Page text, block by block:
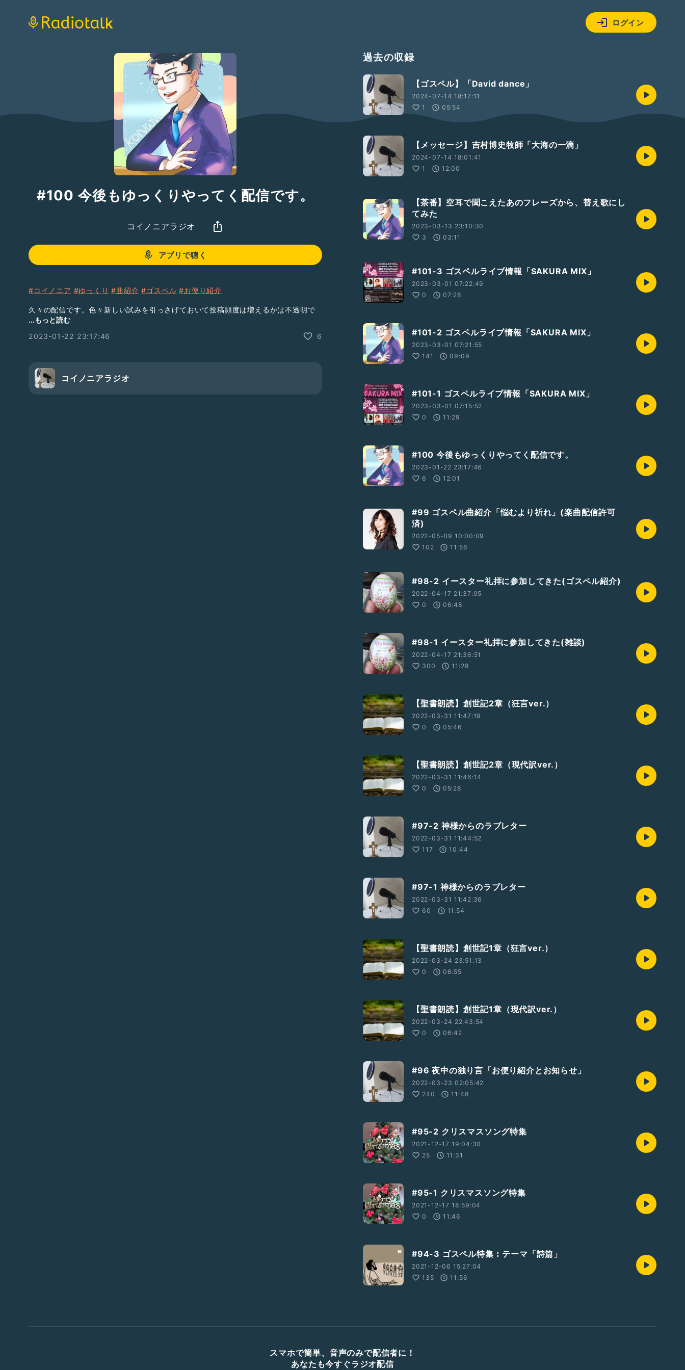
ログイン
#100 今後もゆっくりやってく配信です。
コイノニアラジオ
アプリで聴く
#コイノニア #ゆっくり #曲紹介 #ゴスペル #お便り紹介
久々の配信です。色々新しい試みを引っさげておいて投稿頻度は増えるかは不透明で
すが、よろしく🙇
・お便り紹介コーナー 03:29
shin aka mamiya「美しいもの」
※楽曲配信許可済
(タイトルは"美しきもの"と言い間違えてます。"美しいもの"が正しいです🙇)
...もっと読む
2023-01-22 23:17:46
6
コイノニアラジオ
過去の収録
【ゴスペル】「David dance」
2024-07-14 18:17:11
1
05:54
【メッセージ】吉村博史牧師「大海の一滴」
2024-07-14 18:01:41
1
12:00
【茶番】空耳で聞こえたあのフレーズから、替え歌にし
てみた
2023-03-13 23:10:30
3
03:11
#101-3 ゴスペルライブ情報「SAKURA MIX」
2023-03-01 07:22:49
0
07:28
#101-2 ゴスペルライブ情報「SAKURA MIX」
2023-03-01 07:21:55
141
09:09
#101-1 ゴスペルライブ情報「SAKURA MIX」
2023-03-01 07:15:52
0
11:29
#100 今後もゆっくりやってく配信です。
2023-01-22 23:17:46
6
12:01
#99 ゴスペル曲紹介「悩むより祈れ」(楽曲配信許可
済)
2022-05-09 10:00:09
102
11:56
#98-2 イースター礼拝に参加してきた(ゴスペル紹介)
2022-04-17 21:37:05
0
06:48
#98-1 イースター礼拝に参加してきた(雑談)
2022-04-17 21:36:51
300
11:28
【聖書朗読】創世記2章（狂言ver.）
2022-03-31 11:47:19
0
05:46
【聖書朗読】創世記2章（現代訳ver.）
2022-03-31 11:46:14
0
05:28
#97-2 神様からのラブレター
2022-03-31 11:44:52
117
10:44
#97-1 神様からのラブレター
2022-03-31 11:42:36
60
11:54
【聖書朗読】創世記1章（狂言ver.）
2022-03-24 23:51:13
0
06:55
【聖書朗読】創世記1章（現代訳ver.）
2022-03-24 22:43:54
0
06:42
#96 夜中の独り言「お便り紹介とお知らせ」
2022-03-23 02:05:42
240
11:48
#95-2 クリスマスソング特集
2021-12-17 19:04:30
25
11:31
#95-1 クリスマスソング特集
2021-12-17 18:59:04
0
11:46
#94-3 ゴスペル特集︰テーマ「詩篇」
2021-12-06 15:27:04
135
11:56
スマホで簡単、音声のみで配信者に！
あなたも今すぐラジオ配信